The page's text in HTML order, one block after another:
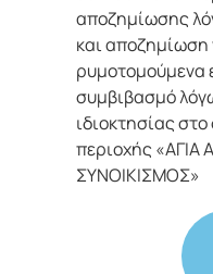
αποζημίωσης
και αποζημίωση
ρυμοτομούμενα
συμβιβασμό
ιδιοκτησίας
περιοχής «ΑΓΙΑ
ΣΥΝΟΙΚΙΣΜΟΣ»